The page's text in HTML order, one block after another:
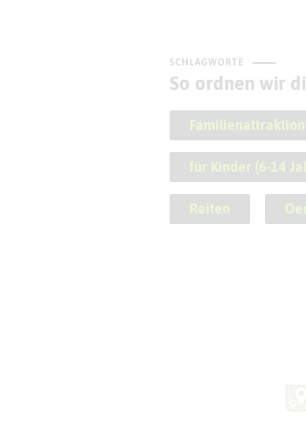
SCHLAGWORTE
So ordnen wir
Familienattraktion
für Kinder (6-14
Reiten